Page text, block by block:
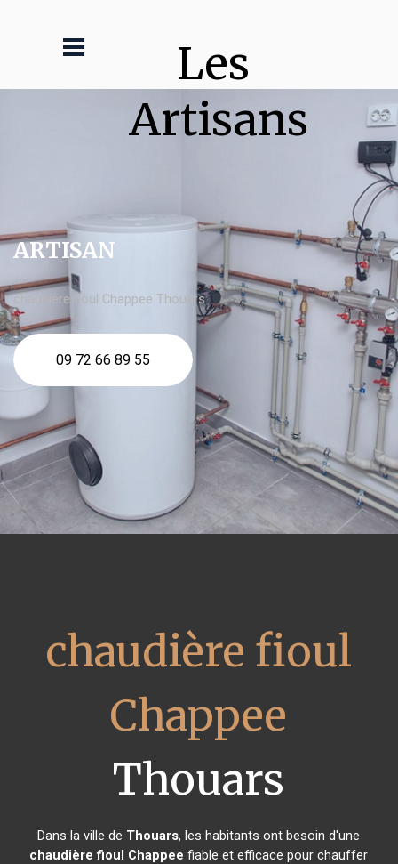
Les
Artisans
ARTISAN
chaudière fioul Chappee Thouars
09 72 66 89 55
chaudière fioul
Chappee
Thouars
Dans la ville de Thouars, les habitants ont besoin d'une
chaudière fioul Chappee fiable et efficace pour chauffer